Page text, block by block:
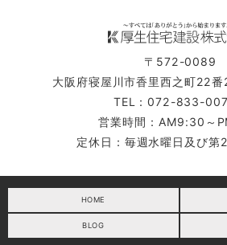
〒572-0089
大阪府寝屋川市香里西之町22
TEL：072-833-
営業時間：AM9:30～
定休日：毎週水曜日及び第
HOME
BLOG